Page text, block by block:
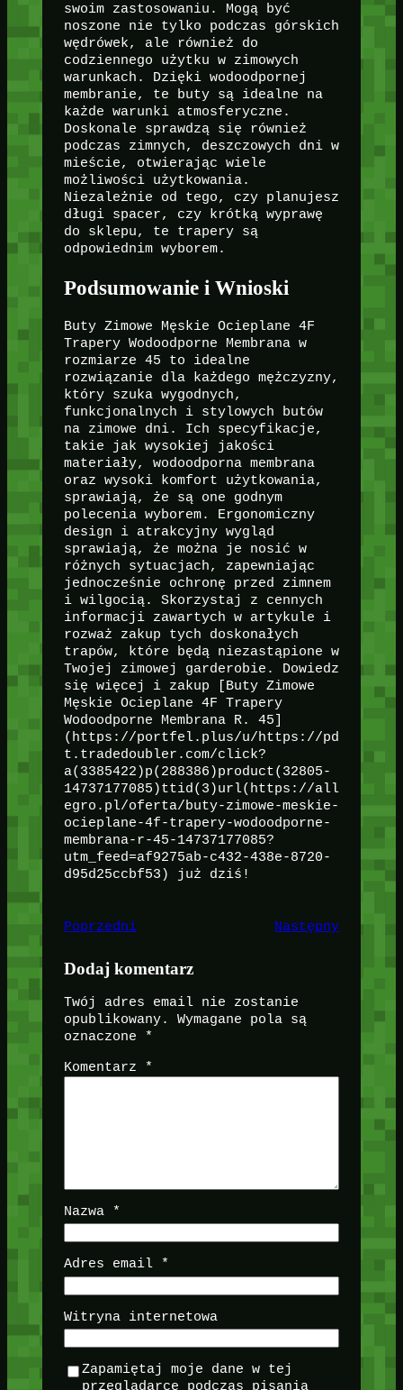
swoim zastosowaniu. Mogą być
noszone nie tylko podczas górskich
wędrówek, ale również do
codziennego użytku w zimowych
warunkach. Dzięki wodoodpornej
membranie, te buty są idealne na
każde warunki atmosferyczne.
Doskonale sprawdzą się również
podczas zimnych, deszczowych dni w
mieście, otwierając wiele
możliwości użytkowania.
Niezależnie od tego, czy planujesz
długi spacer, czy krótką wyprawę
do sklepu, te trapery są
odpowiednim wyborem.
Podsumowanie i Wnioski
Buty Zimowe Męskie Ocieplane 4F
Trapery Wodoodporne Membrana w
rozmiarze 45 to idealne
rozwiązanie dla każdego mężczyzny,
który szuka wygodnych,
funkcjonalnych i stylowych butów
na zimowe dni. Ich specyfikacje,
takie jak wysokiej jakości
materiały, wodoodporna membrana
oraz wysoki komfort użytkowania,
sprawiają, że są one godnym
polecenia wyborem. Ergonomiczny
design i atrakcyjny wygląd
sprawiają, że można je nosić w
różnych sytuacjach, zapewniając
jednocześnie ochronę przed zimnem
i wilgocią. Skorzystaj z cennych
informacji zawartych w artykule i
rozważ zakup tych doskonałych
trapów, które będą niezastąpione w
Twojej zimowej garderobie. Dowiedz
się więcej i zakup [Buty Zimowe
Męskie Ocieplane 4F Trapery
Wodoodporne Membrana R. 45]
(https://portfel.plus/u/https://pd
t.tradedoubler.com/click?
a(3385422)p(288386)product(32805-
14737177085)ttid(3)url(https://all
egro.pl/oferta/buty-zimowe-meskie-
ocieplane-4f-trapery-wodoodporne-
membrana-r-45-14737177085?
utm_feed=af9275ab-c432-438e-8720-
d95d25ccbf53) już dziś!
Poprzedni Następny
Dodaj komentarz
Twój adres email nie zostanie
opublikowany.
Wymagane pola są
oznaczone
*
Komentarz *
Nazwa *
Adres email *
Witryna internetowa
Zapamiętaj moje dane w tej
przeglądarce podczas pisania